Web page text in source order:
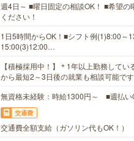
週4日～ ■曜日固定の相談OK！ ■希望の
ください！
1日5時間からOK！■シフト例(1)8:00～
15:00(3)12:00…
【積極採用中！】＊1年以上勤務して
から最短2～3日後の就業も相談可能です
無資格未経験：時給1300円～ ■週払
交通費
交通費全額支給（ガソリン代もOK！）